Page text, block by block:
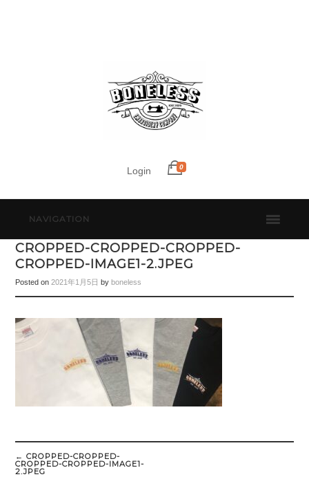
Login 0
NAVIGATION
CROPPED-CROPPED-CROPPED-
CROPPED-IMAGE1-2.JPEG
Posted on2021年1月5日 byboneless
Post
navigation
← CROPPED-CROPPED-
CROPPED-CROPPED-IMAGE1-
2.JPEG